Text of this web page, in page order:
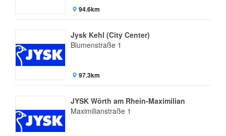
94.6km
Jysk Kehl (City Center)
Blumenstraße 1
97.3km
JYSK Wörth am Rhein-Maximilian
Maximilianstraße 1